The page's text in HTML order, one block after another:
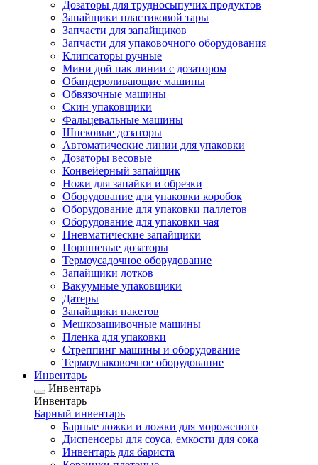
Дозаторы для трудносыпучих продуктов
Запайщики пластиковой тары
Запчасти для запайщиков
Запчасти для упаковочного оборудования
Клипсаторы ручные
Мини дой пак линии с дозатором
Обандероливающие машины
Обвязочные машины
Скин упаковщики
Фальцевальные машины
Шнековые дозаторы
Автоматические линии для упаковки
Дозаторы весовые
Конвейерный запайщик
Ножи для запайки и обрезки
Оборудование для упаковки коробок
Оборудование для упаковки паллетов
Оборудование для упаковки чая
Пневматические запайщики
Поршневые дозаторы
Термоусадочное оборудование
Запайщики лотков
Вакуумные упаковщики
Датеры
Запайщики пакетов
Мешкозашивочные машины
Пленка для упаковки
Стреппинг машины и оборудование
Термоупаковочное оборудование
Инвентарь
Инвентарь
Инвентарь
Барный инвентарь
Барные ложки и ложки для мороженого
Диспенсеры для соуса, емкости для сока
Инвентарь для бариста